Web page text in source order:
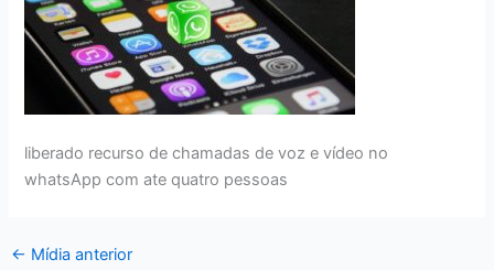
liberado recurso de chamadas de voz e vídeo no
whatsApp com ate quatro pessoas
← Mídia anterior